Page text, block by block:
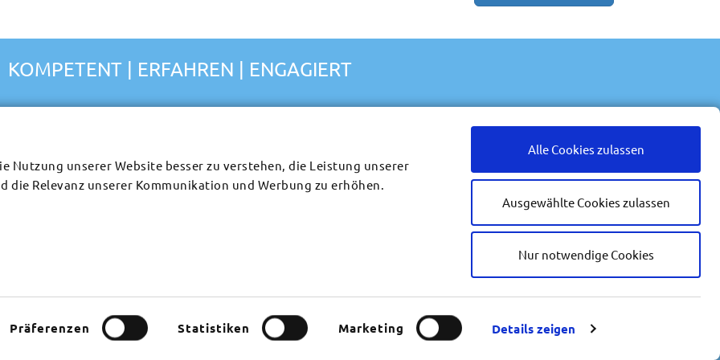
Nutzung unserer Website besser zu verstehen, die Leistung unserer
die Relevanz unserer Kommunikation und Werbung zu erhöhen.
Präferenzen Statistiken Marketing Details zeigen
Alle Cookies zulassen
Ausgewählte Cookies zulassen
Nur notwendige Cookies
KOMPETENT | ERFAHREN | ENGAGIERT
organisieren wir
ganz Deutschland.
die Anreise
zur
zur Organisation
Häuser und Camps für Gruppen
Gruppenhäuser in Deutschland
info@reise-werk.de
Frankfurter Str. 20
35625 Hüttenberg-Rechtenbach
Reisebüro